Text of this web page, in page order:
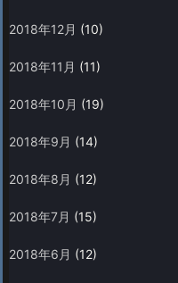
2018年12月 (10)
2018年11月 (11)
2018年10月 (19)
2018年9月 (14)
2018年8月 (12)
2018年7月 (15)
2018年6月 (12)